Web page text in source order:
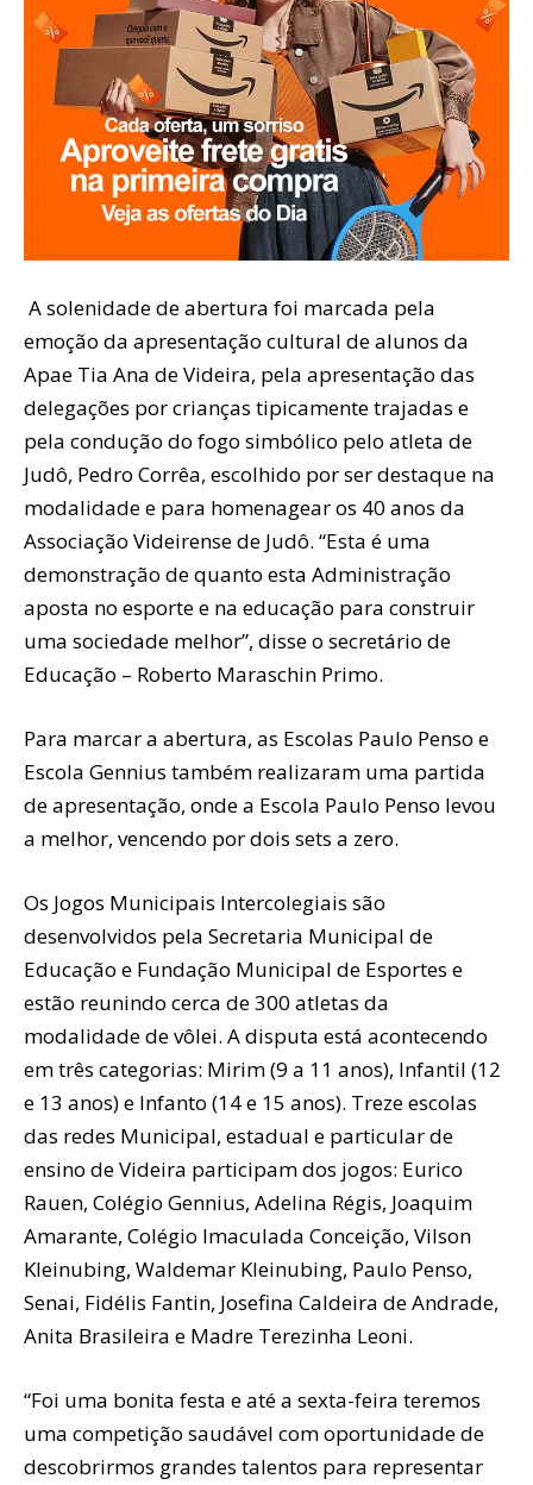
A solenidade de abertura foi marcada pela
emoção da apresentação cultural de alunos da
Apae Tia Ana de Videira, pela apresentação das
delegações por crianças tipicamente trajadas e
pela condução do fogo simbólico pelo atleta de
Judô, Pedro Corrêa, escolhido por ser destaque na
modalidade e para homenagear os 40 anos da
Associação Videirense de Judô. “Esta é uma
demonstração de quanto esta Administração
aposta no esporte e na educação para construir
uma sociedade melhor”, disse o secretário de
Educação – Roberto Maraschin Primo.
Para marcar a abertura, as Escolas Paulo Penso e
Escola Gennius também realizaram uma partida
de apresentação, onde a Escola Paulo Penso levou
a melhor, vencendo por dois sets a zero.
Os Jogos Municipais Intercolegiais são
desenvolvidos pela Secretaria Municipal de
Educação e Fundação Municipal de Esportes e
estão reunindo cerca de 300 atletas da
modalidade de vôlei. A disputa está acontecendo
em três categorias: Mirim (9 a 11 anos), Infantil (12
e 13 anos) e Infanto (14 e 15 anos). Treze escolas
das redes Municipal, estadual e particular de
ensino de Videira participam dos jogos: Eurico
Rauen, Colégio Gennius, Adelina Régis, Joaquim
Amarante, Colégio Imaculada Conceição, Vilson
Kleinubing, Waldemar Kleinubing, Paulo Penso,
Senai, Fidélis Fantin, Josefina Caldeira de Andrade,
Anita Brasileira e Madre Terezinha Leoni.
“Foi uma bonita festa e até a sexta-feira teremos
uma competição saudável com oportunidade de
descobrirmos grandes talentos para representar